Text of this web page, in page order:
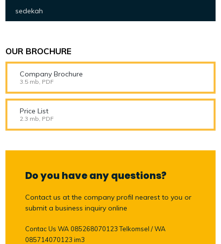
sedekah
OUR BROCHURE
Company Brochure
3.5 mb, PDF
Price List
2.3 mb, PDF
Do you have any questions?
Contact us at the company profil nearest to you or
submit a business inquiry online
Contac Us WA 085268070123 Telkomsel / WA
085714070123 im3